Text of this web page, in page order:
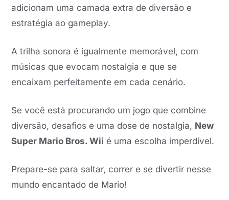
adicionam uma camada extra de diversão e
estratégia ao gameplay.
A trilha sonora é igualmente memorável, com
músicas que evocam nostalgia e que se
encaixam perfeitamente em cada cenário.
Se você está procurando um jogo que combine
diversão, desafios e uma dose de nostalgia, New
Super Mario Bros. Wii é uma escolha imperdível.
Prepare-se para saltar, correr e se divertir nesse
mundo encantado de Mario!